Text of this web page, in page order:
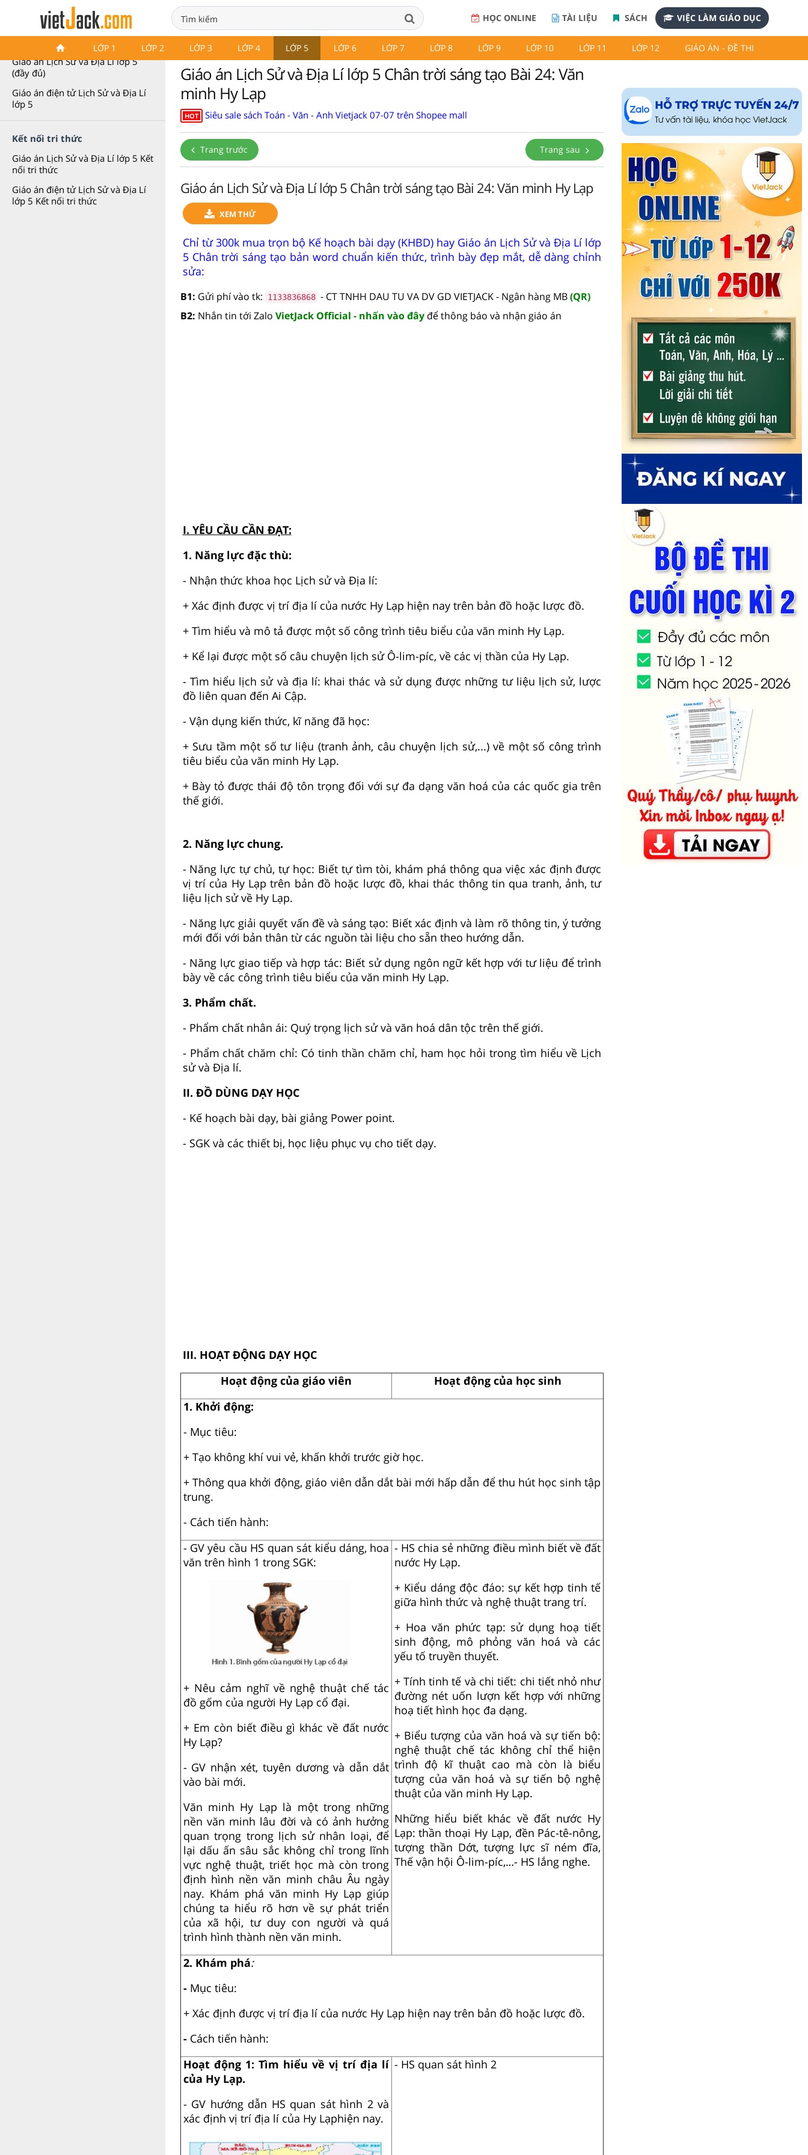
HỌC ONLINE TÀI LIỆU SÁCH VIỆC LÀM GIÁO DỤC
LỚP 1 LỚP 2 LỚP 3 LỚP 4 LỚP 5 LỚP 6 LỚP 7 LỚP 8 LỚP 9 LỚP 10 LỚP 11 LỚP 12 GIÁO ÁN - ĐỀ THI
Giáo án Lịch Sử và Địa Lí lớp 5
Giáo án Lịch Sử và Địa Lí lớp 5
(đầy đủ)
Giáo án điện tử Lịch Sử và Địa Lí
lớp 5
Kết nối tri thức
Giáo án Lịch Sử và Địa Lí lớp 5 Kết
nối tri thức
Giáo án điện tử Lịch Sử và Địa Lí
lớp 5 Kết nối tri thức
Giáo án Lịch Sử và Địa Lí lớp 5 Chân trời sáng tạo Bài 24: Văn
minh Hy Lạp
HOT Siêu sale sách Toán - Văn - Anh Vietjack 07-07 trên Shopee mall
Trang trước Trang sau
Giáo án Lịch Sử và Địa Lí lớp 5 Chân trời sáng tạo Bài 24: Văn minh Hy Lạp
XEM THỬ
Chỉ từ 300k mua trọn bộ Kế hoạch bài dạy (KHBD) hay Giáo án Lịch Sử và Địa Lí lớp
5 Chân trời sáng tạo bản word chuẩn kiến thức, trình bày đẹp mắt, dễ dàng chỉnh
sửa:
B1: Gửi phí vào tk: 1133836868 - CT TNHH DAU TU VA DV GD VIETJACK - Ngân hàng MB(QR)
B2: Nhắn tin tới Zalo VietJack Official - nhấn vào đây để thông báo và nhận giáo án
I. YÊU CẦU CẦN ĐẠT:
1. Năng lực đặc thù:
- Nhận thức khoa học Lịch sử và Địa lí:
+ Xác định được vị trí địa lí của nước Hy Lạp hiện nay trên bản đồ hoặc lược đồ.
+ Tìm hiểu và mô tả được một số công trình tiêu biểu của văn minh Hy Lạp.
+ Kể lại được một số câu chuyện lịch sử Ô-lim-píc, về các vị thần của Hy Lạp.
- Tìm hiểu lịch sử và địa lí: khai thác và sử dụng được những tư liệu lịch sử, lược
đồ liên quan đến Ai Cập.
- Vận dụng kiến thức, kĩ năng đã học:
+ Sưu tầm một số tư liệu (tranh ảnh, câu chuyện lịch sử,...) về một số công trình
tiêu biểu của văn minh Hy Lạp.
+ Bày tỏ được thái độ tôn trọng đối với sự đa dạng văn hoá của các quốc gia trên
thế giới.
2. Năng lực chung.
- Năng lực tự chủ, tự học: Biết tự tìm tòi, khám phá thông qua việc xác định được
vị trí của Hy Lạp trên bản đồ hoặc lược đồ, khai thác thông tin qua tranh, ảnh, tư
liệu lịch sử về Hy Lạp.
- Năng lực giải quyết vấn đề và sáng tạo: Biết xác định và làm rõ thông tin, ý tưởng
mới đối với bản thân từ các nguồn tài liệu cho sẵn theo hướng dẫn.
- Năng lực giao tiếp và hợp tác: Biết sử dụng ngôn ngữ kết hợp với tư liệu để trình
bày về các công trình tiêu biểu của văn minh Hy Lạp.
3. Phẩm chất.
- Phẩm chất nhân ái: Quý trọng lịch sử và văn hoá dân tộc trên thế giới.
- Phẩm chất chăm chỉ: Có tinh thần chăm chỉ, ham học hỏi trong tìm hiểu về Lịch
sử và Địa lí.
II. ĐỒ DÙNG DẠY HỌC
- Kế hoạch bài dạy, bài giảng Power point.
- SGK và các thiết bị, học liệu phục vụ cho tiết dạy.
III. HOẠT ĐỘNG DẠY HỌC
Hoạt động của giáo viên
Hoạt động của học sinh
1. Khởi động:
- Mục tiêu:
+ Tạo không khí vui vẻ, khấn khởi trước giờ học.
+ Thông qua khởi động, giáo viên dẫn dắt bài mới hấp dẫn để thu hút học sinh tập
trung.
- Cách tiến hành:
- GV yêu cầu HS quan sát kiểu dáng, hoa
văn trên hình 1 trong SGK:
+ Nêu cảm nghĩ về nghệ thuật chế tác
đồ gốm của người Hy Lạp cổ đại.
+ Em còn biết điều gì khác về đất nước
Hy Lạp?
- GV nhận xét, tuyên dương và dẫn dắt
vào bài mới.
Văn minh Hy Lạp là một trong những
nền văn minh lâu đời và có ảnh hưởng
quan trọng trong lịch sử nhân loại, để
lại dấu ấn sâu sắc không chỉ trong lĩnh
vực nghệ thuật, triết học mà còn trong
định hình nền văn minh châu Âu ngày
nay. Khám phá văn minh Hy Lạp giúp
chúng ta hiểu rõ hơn về sự phát triển
của xã hội, tư duy con người và quá
trình hình thành nền văn minh.
- HS chia sẻ những điều mình biết về đất
nước Hy Lạp.
+ Kiểu dáng độc đáo: sự kết hợp tinh tế
giữa hình thức và nghệ thuật trang trí.
+ Hoa văn phức tạp: sử dụng hoạ tiết
sinh động, mô phỏng văn hoá và các
yếu tố truyền thuyết.
+ Tính tinh tế và chi tiết: chi tiết nhỏ như
đường nét uốn lượn kết hợp với những
hoạ tiết hình học đa dạng.
+ Biểu tượng của văn hoá và sự tiến bộ:
nghệ thuật chế tác không chỉ thể hiện
trình độ kĩ thuật cao mà còn là biểu
tượng của văn hoá và sự tiến bộ nghệ
thuật của văn minh Hy Lạp.
Những hiểu biết khác về đất nước Hy
Lạp: thần thoại Hy Lạp, đền Pác-tê-nông,
tượng thần Dớt, tượng lực sĩ ném đĩa,
Thế vận hội Ô-lim-píc,…- HS lắng nghe.
2. Khám phá:
- Mục tiêu:
+ Xác định được vị trí địa lí của nước Hy Lạp hiện nay trên bản đồ hoặc lược đồ.
- Cách tiến hành:
Hoạt động 1: Tìm hiểu về vị trí địa lí
của Hy Lạp.
- GV hướng dẫn HS quan sát hình 2 và
xác định vị trí địa lí của Hy Lạphiện nay.
- HS quan sát hình 2